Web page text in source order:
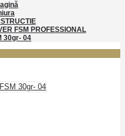
FSM PROFESSIONAL
30gr- 04